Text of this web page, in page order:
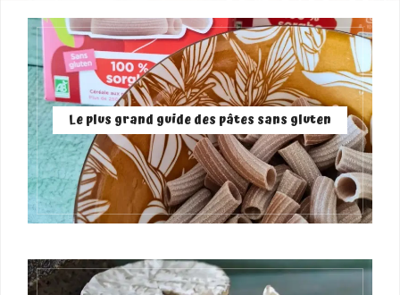
Le plus grand guide des pâtes sans gluten